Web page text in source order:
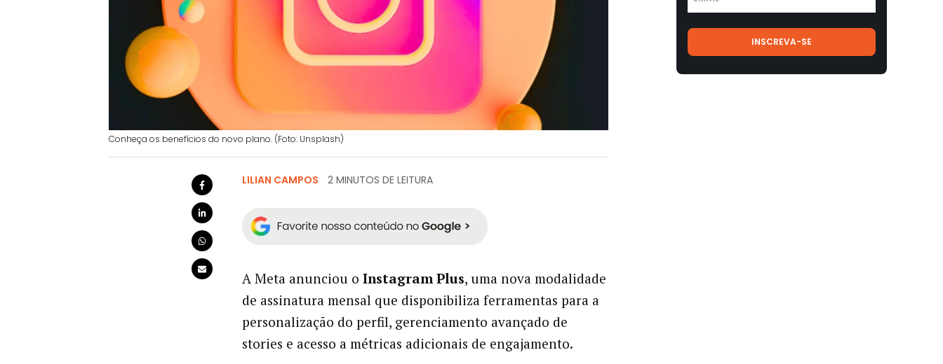
Conheça os benefícios do novo plano. (Foto: Unsplash)
LILIAN CAMPOS 2 MINUTOS DE LEITURA
A Meta anunciou o Instagram Plus, uma nova modalidade
de assinatura mensal que disponibiliza ferramentas para a
personalização do perfil, gerenciamento avançado de
stories e acesso a métricas adicionais de engajamento.